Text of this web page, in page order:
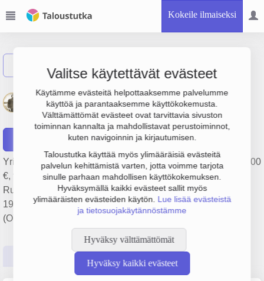
Kokeile ilmaiseksi
Valitse käytettävät evästeet
Käytämme evästeitä helpottaaksemme palvelumme
käyttöä ja parantaaksemme käyttökokemusta.
Välttämättömät evästeet ovat tarvittavia sivuston
toiminnan kannalta ja mahdollistavat perustoiminnot,
kuten navigoinnin ja kirjautumisen.
Taloustutka käyttää myös ylimääräisiä evästeitä
palvelun kehittämistä varten, jotta voimme tarjota
sinulle parhaan mahdollisen käyttökokemuksen.
Hyväksymällä kaikki evästeet sallit myös
ylimääräisten evästeiden käytön. Lue lisää evästeistä
ja tietosuojakäytännöstämme
Hyväksy välttämättömät
Hyväksy kaikki evästeet
Iisakki Järvenpää
Osakeyhtiö
Yrityksen Iisakki Järvenpää Osakeyhtiö liikevaihto on 467 000
€, tulos 53 000 € ja henkilöstömäärä 6. Sen päätoimiala on
Ruokailu- ja leikkuuvälineiden valmistus, perustamisvuosi
1978 ja sijainti Kauhava. Yrityksen yhtiömuoto Osakeyhtiö
(OY).
Päättäjätiedot